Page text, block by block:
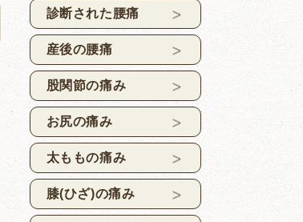
診断された腰痛
産後の腰痛
股関節の痛み
お尻の痛み
太ももの痛み
膝(ひざ)の痛み